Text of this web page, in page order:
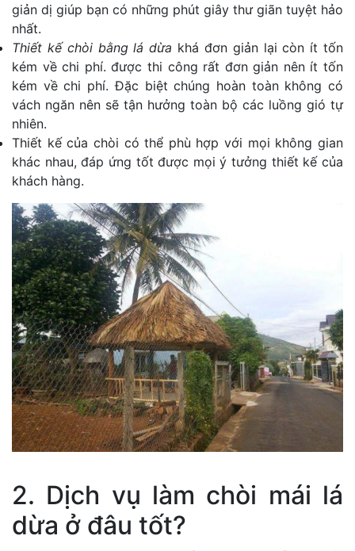
giản dị giúp bạn có những phút giây thư giãn tuyệt hảo
nhất.
Thiết kế chòi bằng lá dừa khá đơn giản lại còn ít tốn
kém về chi phí. được thi công rất đơn giản nên ít tốn
kém về chi phí. Đặc biệt chúng hoàn toàn không có
vách ngăn nên sẽ tận hưởng toàn bộ các luồng gió tự
nhiên.
Thiết kế của chòi có thể phù hợp với mọi không gian
khác nhau, đáp ứng tốt được mọi ý tưởng thiết kế của
khách hàng.
2. Dịch vụ làm chòi mái lá
dừa ở đâu tốt?